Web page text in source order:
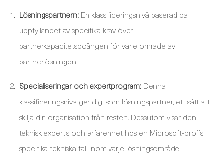
Lösningspartnern: En klassificeringsnivå baserad på
uppfyllandet av specifika krav över
partnerkapacitetspoängen för varje område av
partnerlösningen.
Specialiseringar och expertprogram: Denna
klassificeringsnivå ger dig, som lösningspartner, ett sätt att
skilja din organisation från resten. Dessutom visar den
teknisk expertis och erfarenhet hos en Microsoft-proffs i
specifika tekniska fall inom varje lösningsområde.